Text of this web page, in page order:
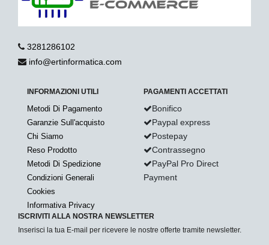
3281286102
info@ertinformatica.com
INFORMAZIONI UTILI
Metodi Di Pagamento
Garanzie Sull'acquisto
Chi Siamo
Reso Prodotto
Metodi Di Spedizione
Condizioni Generali
Cookies
Informativa Privacy
PAGAMENTI ACCETTATI
Bonifico
Paypal express
Postepay
Contrassegno
PayPal Pro Direct
Payment
ISCRIVITI ALLA NOSTRA NEWSLETTER
Inserisci la tua E-mail per ricevere le nostre offerte tramite newsletter.